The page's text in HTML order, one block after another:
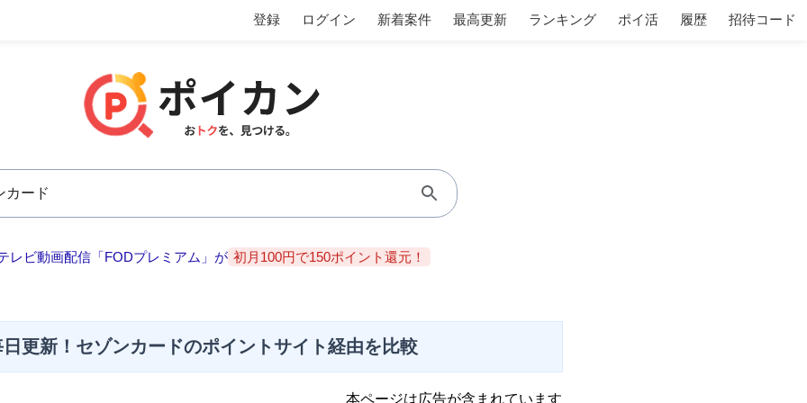
登録 ログイン 新着案件 最高更新 ランキング ポイ活 履歴 招待コード
レビ動画配信「FODプレミアム」が 初月100円で150ポイント還元！
日更新！セゾンカードのポイントサイト経由を比較
本ページは広告が含まれています